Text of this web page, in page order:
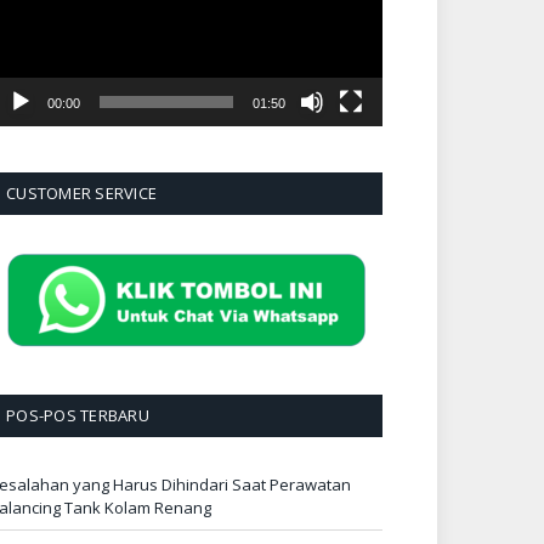
00:00 01:50
CUSTOMER SERVICE
POS-POS TERBARU
yang Harus Dihindari Saat Perawatan
Tank Kolam Renang